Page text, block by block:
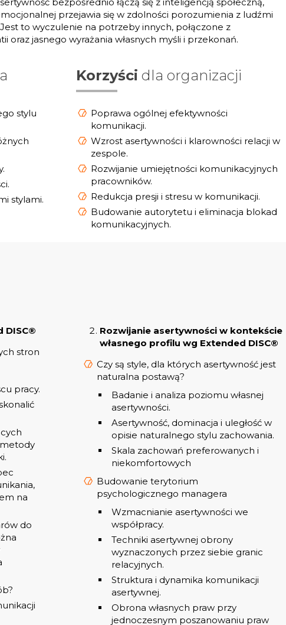
przejawia się w zdolności porozumienia z ludźmi
to wyczulenie na potrzeby innych, połączone z
oraz jasnego wyrażania własnych myśli i przekonań.
stylu
stylami.
Korzyści dla organizacji
Poprawa ogólnej efektywności
komunikacji.
Wzrost asertywności i klarowności relacji w
zespole.
Rozwijanie umiejętności komunikacyjnych
pracowników.
Redukcja presji i stresu w komunikacji.
Budowanie autorytetu i eliminacja blokad
komunikacyjnych.
DISC®
stron
pracy.
na
do
Rozwijanie asertywności w kontekście
własnego profilu wg Extended DISC®
Czy są style, dla których asertywność jest
naturalna postawą?
Badanie i analiza poziomu własnej
asertywności.
Asertywność, dominacja i uległość w
opisie naturalnego stylu zachowania.
Skala zachowań preferowanych i
niekomfortowych
Budowanie terytorium
psychologicznego managera
Wzmacnianie asertywności we
współpracy.
Techniki asertywnej obrony
wyznaczonych przez siebie granic
relacyjnych.
Struktura i dynamika komunikacji
asertywnej.
Obrona własnych praw przy
jednoczesnym poszanowaniu praw